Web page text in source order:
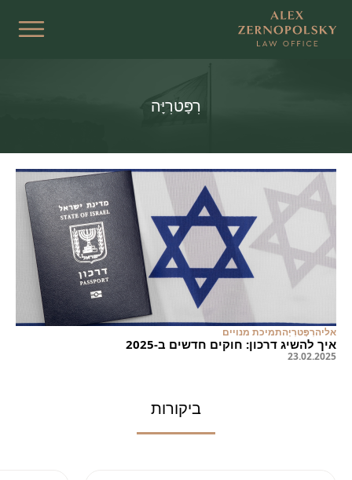
רִפָּטרִיָּה
אליהרִפָּטרִיָּהתמיכת מנויים
איך להשיג דרכון: חוקים חדשים ב-2025
23.02.2025
ביקורות